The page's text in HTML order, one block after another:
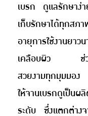
เบรก ดูแลรักษาง่
เก็บรักษาได้ทุกสภ
อายุการใช้งานย
เคลือบผิว ช่วย
สวยงามทุกมุมมอง
ให้จานเบรกดูเป็น
ระดับ ซึ่งแตกต่างจ